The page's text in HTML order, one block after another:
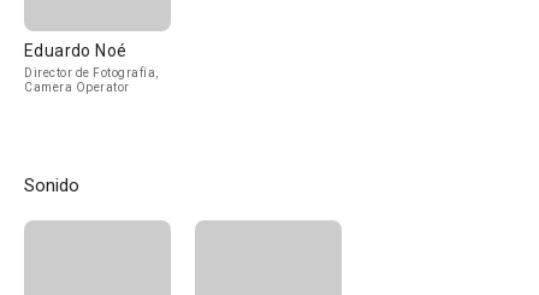
Eduardo Noé
Director de Fotografía,
Camera Operator
Sonido